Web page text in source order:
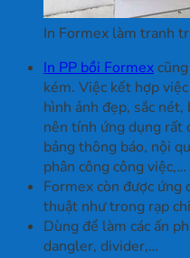
In Formex làm tranh
In PP bồi Formex
kém. Việc kết hợp
hình ảnh đẹp, sắc
nên tính ứng dụng rất
bảng thông báo, nội
phân công công việc,…
Formex còn được ứng
thuật như trong rạp
Dùng để làm các ấn
dangler, divider,…